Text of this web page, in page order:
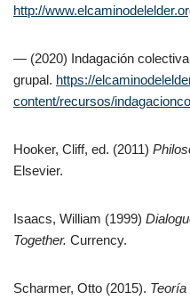
http://
— (2020) Indagación
grupal. https://
content/recursos/
Hooker, Cliff, ed. (2011)
Elsevier.
Isaacs, William (1999)
Together. Currency.
Scharmer, Otto (2015).